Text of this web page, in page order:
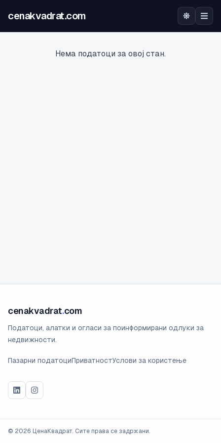
cenakvadrat.com
Нема податоци за овој стан.
cenakvadrat.com
Податоци, алатки и огласи за поинформирани одлуки за
недвижности.
Пазарни податоциПриватностУслови за користење
© 2026 ЦенаКвадрат. Сите права се задржани.